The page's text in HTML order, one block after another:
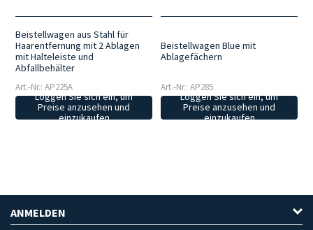
Beistellwagen aus Stahl für
Haarentfernung mit 2 Ablagen
mit Halteleiste und
Abfallbehälter
Art.-Nr.: AP225A
Loggen Sie sich ein, um
Preise anzusehen und
einzukaufen
Beistellwagen Blue mit
Ablagefächern
Art.-Nr.: AP285
Loggen Sie sich ein, um
Preise anzusehen und
einzukaufen
ANMELDEN